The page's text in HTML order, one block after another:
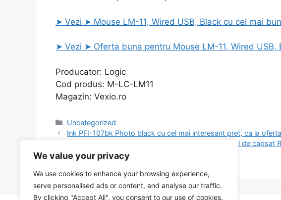
We value your privacy
We use cookies to enhance your browsing experience,
serve personalised ads or content, and analyse our traffic.
By clicking "Accept All", you consent to our use of cookies.
➤ Vezi ➤ Mouse LM-11, Wired USB, Black cu cel mai
➤ Vezi ➤ Oferta buna pentru Mouse LM-11, Wired USB,
Producator: Logic
Cod produs: M-LC-LM11
Magazin: Vexio.ro
Categories
Uncategorized
Ink PFI-107bk Photo black cu cel mai interesant pret, ca la oferta
Capse RAPID 140/14, 2000 buc/cutie – pentru pistol de capsat
oferta